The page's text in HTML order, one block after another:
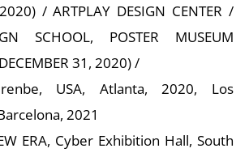
/ ARTPLAY DESIGN CENTER /
SCHOOL, POSTER MUSEUM
31, 2020) /
USA, Atlanta, 2020, Los
2021
ERA, Cyber Exhibition Hall, South